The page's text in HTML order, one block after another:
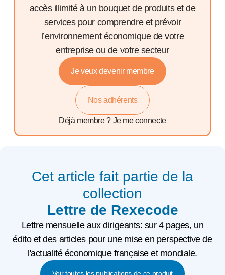
accès illimité à un bouquet de produits et de
services pour comprendre et prévoir
l’environnement économique de votre
entreprise ou de votre secteur
Je veux devenir membre
Nos adhérents
Déjà membre ? Je me connecte
Cet article fait partie de la
collection
Lettre de Rexecode
Lettre mensuelle aux dirigeants: sur 4 pages, un
édito et des articles pour une mise en perspective de
l'actualité économique française et mondiale.